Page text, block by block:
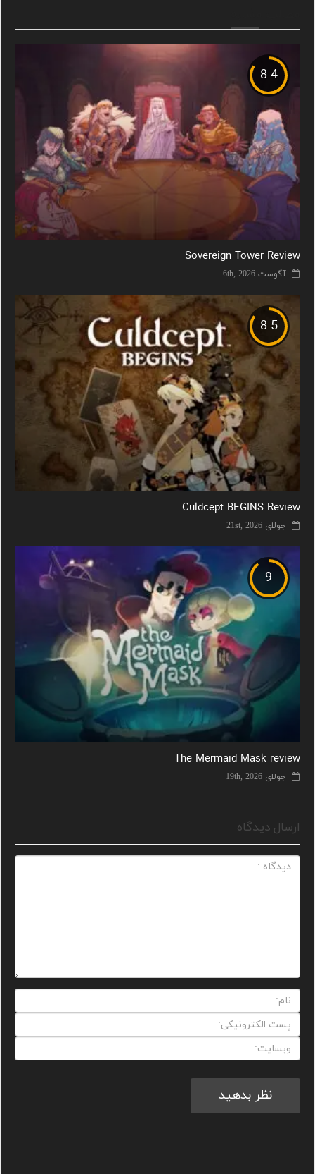
8.4
Sovereign Tower Review
آگوست 6th, 2026
8.5
Culdcept BEGINS Review
جولای 21st, 2026
9
The Mermaid Mask review
جولای 19th, 2026
ارسال دیدگاه